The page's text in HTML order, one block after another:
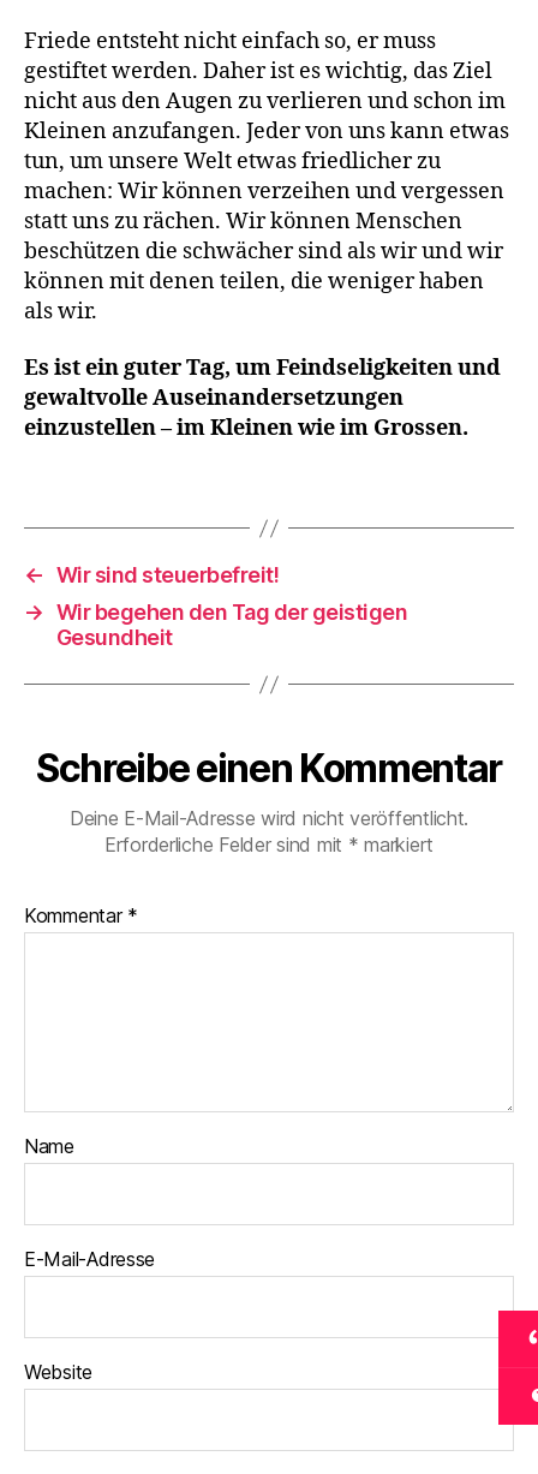
Friede entsteht nicht einfach so, er muss
gestiftet werden. Daher ist es wichtig, das Ziel
nicht aus den Augen zu verlieren und schon im
Kleinen anzufangen. Jeder von uns kann etwas
tun, um unsere Welt etwas friedlicher zu
machen: Wir können verzeihen und vergessen
statt uns zu rächen. Wir können Menschen
beschützen die schwächer sind als wir und wir
können mit denen teilen, die weniger haben
als wir.
Es ist ein guter Tag, um Feindseligkeiten und
gewaltvolle Auseinandersetzungen
einzustellen – im Kleinen wie im Grossen.
E
r
n
n
e
L
e
b
e
← Wir sind steuerbefreit!
→ Wir begehen den Tag der geistigen
Gesundheit
Schreibe einen Kommentar
Deine E-Mail-Adresse wird nicht veröffentlicht.
Erforderliche Felder sind mit * markiert
Kommentar *
Name
E-Mail-Adresse
Website